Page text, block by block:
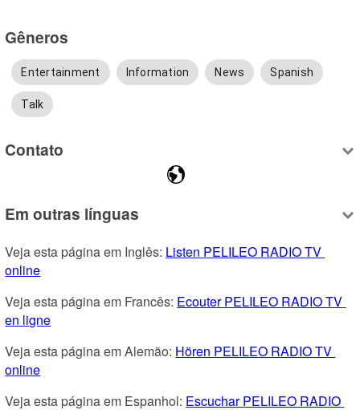
Gêneros
Entertainment Information News Spanish
Talk
Contato
Em outras línguas
Veja esta página em Inglês: Listen PELILEO RADIO TV
online
Veja esta página em Francês: Ecouter PELILEO RADIO TV
en ligne
Veja esta página em Alemão: Hören PELILEO RADIO TV
online
Veja esta página em Espanhol: Escuchar PELILEO RADIO